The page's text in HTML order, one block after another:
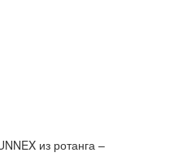
из ротанга –